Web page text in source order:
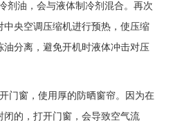
剂油，会与液体制冷剂混合。再次
央空调压缩机进行预热，使压缩
分离，避免开机时液体冲击对压
门窗，使用厚的防晒窗帘。因为在
的，打开门窗，会导致空气流